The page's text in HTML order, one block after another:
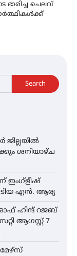
ഭാരിച്ച ചെലവ്
Search
ശനിയാഴ്ച
ഇംഗ്ളീഷ്
എൻ. ആര്യ
ഓഫ് ഹിന്ദ് റജബ്
ആഗസ്റ്റ് 7